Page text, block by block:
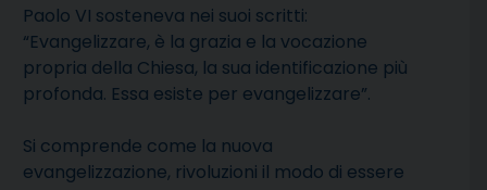
Paolo VI sosteneva nei suoi scritti:
“Evangelizzare, è la grazia e la vocazione
propria della Chiesa, la sua identificazione più
profonda. Essa esiste per evangelizzare”.
Si comprende come la nuova
evangelizzazione, rivoluzioni il modo di essere